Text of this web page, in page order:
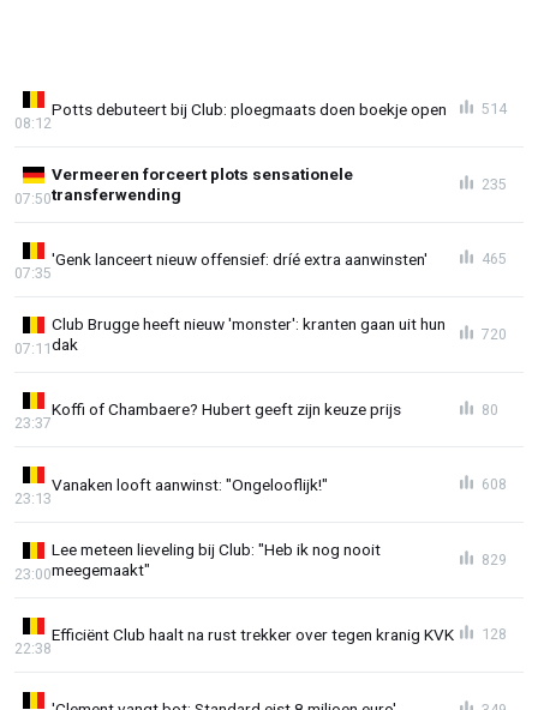
Potts debuteert bij Club: ploegmaats doen boekje open
08:12
514
Vermeeren forceert plots sensationele
transferwending
07:50
235
'Genk lanceert nieuw offensief: dríé extra aanwinsten'
07:35
465
Club Brugge heeft nieuw 'monster': kranten gaan uit hun
dak
07:11
720
Koffi of Chambaere? Hubert geeft zijn keuze prijs
23:37
80
Vanaken looft aanwinst: "Ongelooflijk!"
23:13
608
Lee meteen lieveling bij Club: "Heb ik nog nooit
meegemaakt"
23:00
829
Efficiënt Club haalt na rust trekker over tegen kranig KVK
22:38
128